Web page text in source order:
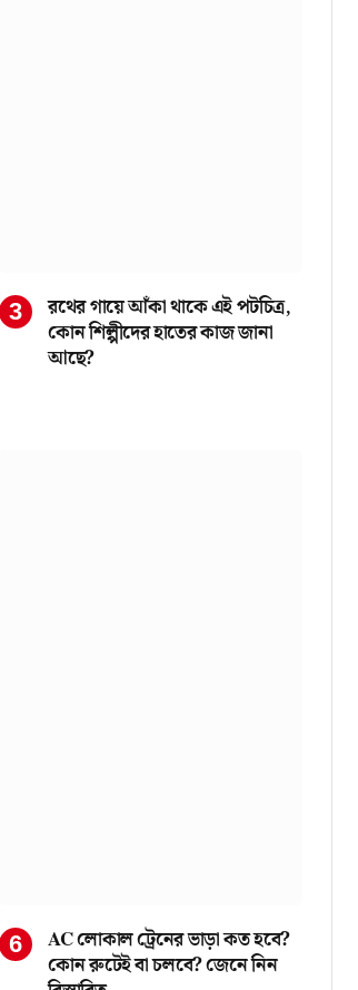
রথের গায়ে আঁকা থাকে এই পটচিত্র,
কোন শিল্পীদের হাতের কাজ জানা
আছে?
AC লোকাল ট্রেনের ভাড়া কত হবে?
কোন রুটেই বা চলবে? জেনে নিন